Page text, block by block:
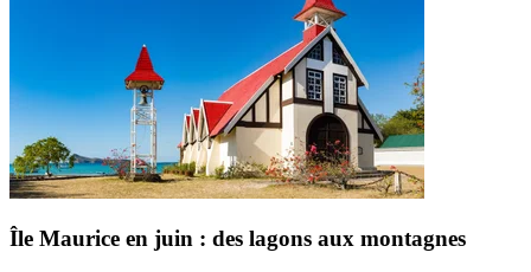
Île Maurice en juin : des lagons aux montagnes